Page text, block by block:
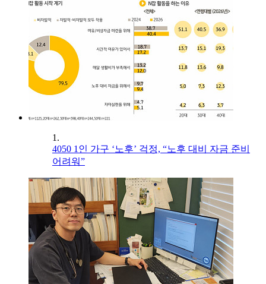
1.
4050 1인 가구 ‘노후’ 걱정, “노후 대비 자금 준비
어려워”